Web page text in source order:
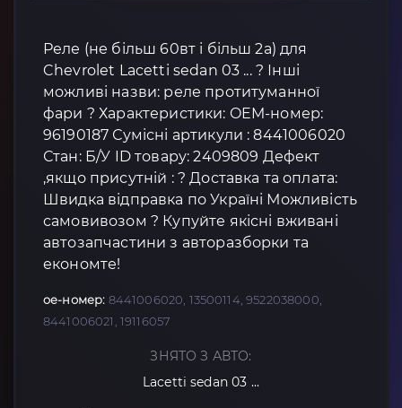
Реле (не більш 60вт і більш 2а) для
Chevrolet Lacetti sedan 03 ... ? Інші
можливі назви: реле протитуманної
фари ? Характеристики: OEM-номер:
96190187 Сумісні артикули : 8441006020
Стан: Б/У ID товару: 2409809 Дефект
,якщо присутній : ? Доставка та оплата:
Швидка відправка по Україні Можливість
самовивозом ? Купуйте якісні вживані
автозапчастини з авторазборки та
економте!
oe-номер: 8441006020, 13500114, 9522038000,
8441006021, 19116057
ЗНЯТО З АВТО:
Lacetti sedan 03 ...